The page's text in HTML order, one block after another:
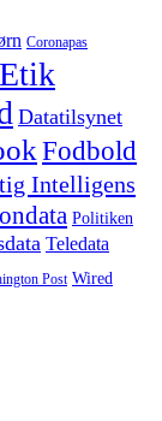
Coronapas
Datatilsynet
Fodbold
Intelligens
Politiken
Teledata
Post Wired